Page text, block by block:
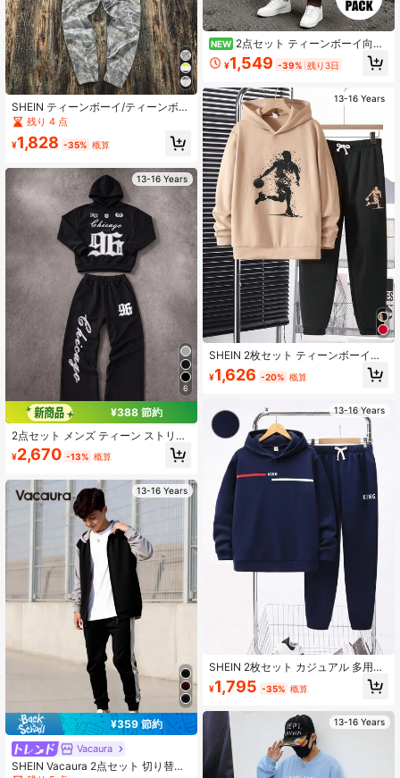
SHEIN ティーンボーイ/ティーンボー
イズ カジュアル 日常着 多用途 快適
レタープリント パーカー とスウェッ
トパンツ 2点セット
残り 4 点
¥1,828 -35% 概算
13-16 Years
6
¥388 節約
2点セット メンズ ティーン ストリー
トスタイル フローラルプリント オー
ルオーバー フーディースウェットシ
トリートウェアルックに適していま
す、ユニセックス
¥2,670 -13% 概算
13-16 Years
¥359 節約
Vacaura
SHEIN Vacaura 2点セット 切り替え
NEW 2点セット ティーンボーイ向け
クルーネックスウェットシャツとウ
エストゴムパンツセット、グラフィ
ドとコーヒープリント柄 クルーネッ
クスウェットシャツ + ジョガー スウ
ェットパンツセット、秋冬の日常着
に適しています
¥1,549 -39% 残り3日
13-16 Years
SHEIN 2枚セット ティーンボーイズ
カジュアル バスケットボールプレイ
ヤーグラフィックプリントカーキパ
ツセット、サーマルライニング、秋
冬に適しています、暖かい、スポー
ツ、学校、家庭用に適しています、
シンプルで多用途の日常着、冬服、
秋のアウトフィット、秋の服、子供
用全ての服、黒のパンツ
¥1,626 -20% 概算
13-16 Years
SHEIN 2枚セット カジュアル 多用途
快適 暖かい ストライプ レタープリ
ント ニットパーカー とスウェットパ
復帰の服装、パーティーの景品、秋
冬向け
¥1,795 -35% 概算
13-16 Years